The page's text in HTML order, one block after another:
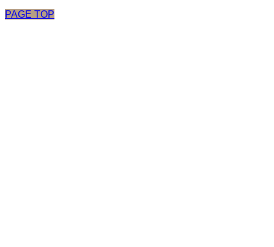
PAGE TOP